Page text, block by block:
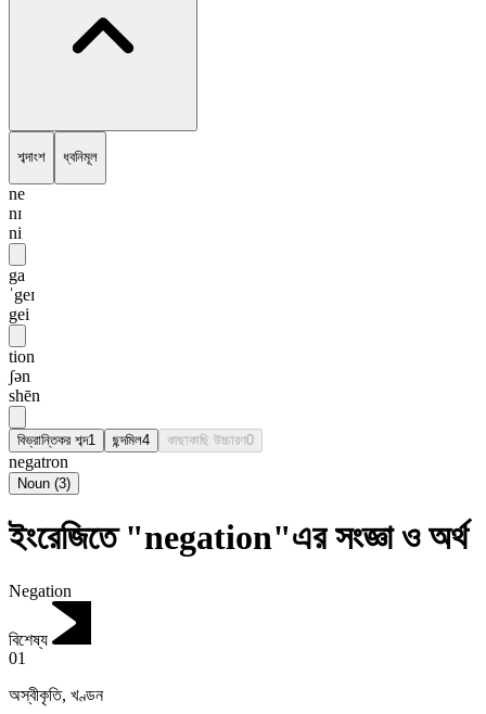
শব্দাংশ ধ্বনিমূল
ne
nɪ
ni
ga
ˈgeɪ
gei
tion
ʃən
shēn
বিভ্রান্তিকর শব্দ1 ছন্দমিল4 কাছাকাছি উচ্চারণ0
negatron
Noun (3)
ইংরেজিতে "negation"এর সংজ্ঞা ও অর্থ
Negation
বিশেষ্য
01
অস্বীকৃতি, খণ্ডন